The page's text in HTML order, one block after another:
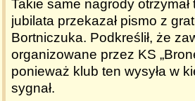
Takie same nagrody
jubilata przekazał pismo z
Bortniczuka. Podkreślił, że
organizowane przez KS
ponieważ klub ten wysyła w
sygnał.